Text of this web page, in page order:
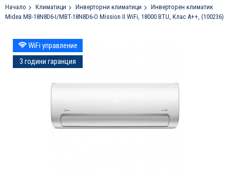
Начало Климатици Инверторни климатици
Инверторен климатик
Midea MB-18N8D6-I/MBT-18N8D6-O Mission II WiFi, 18000 BTU, Клас A++, (100236)
Преминете
към
края
на
WiFi управление
3 години гаранция